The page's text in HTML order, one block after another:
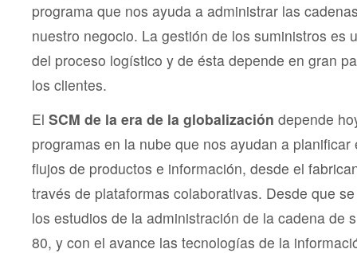
programa que nos ayuda a administrar las
nuestro negocio. La gestión de los suministros es
del proceso logístico y de ésta depende en gran
los clientes.
El SCM de la era de la globalización depende
programas en la nube que nos ayudan a planificar
flujos de productos e información, desde el
través de plataformas colaborativas. Desde que
los estudios de la administración de la cadena de
80, y con el avance las tecnologías de la